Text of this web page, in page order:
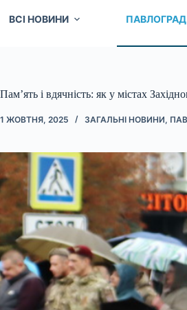
ВСІ НОВИНИ ПАВЛОГРАД
Пам’ять і вдячність: як у містах
1 ЖОВТНЯ, 2025 ЗАГАЛЬНІ НОВИНИ,